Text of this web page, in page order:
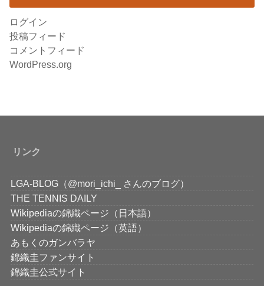
ログイン
投稿フィード
コメントフィード
WordPress.org
リンク
LGA-BLOG（@mori_ichi_ さんのブログ）
THE TENNIS DAILY
Wikipediaの錦織ページ（日本語）
Wikipediaの錦織ページ（英語）
あもくのガンバラヤ
錦織圭ファンサイト
錦織圭公式サイト